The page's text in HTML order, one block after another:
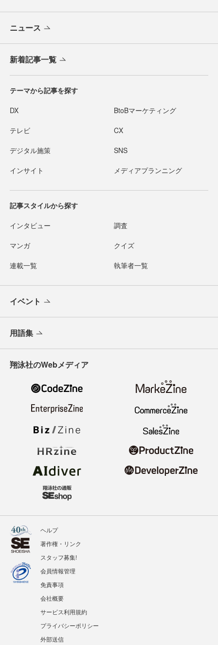
ニュース
新着記事一覧
テーマから記事を探す
DX BtoBマーケティング
テレビ CX
デジタル施策 SNS
インサイト メディアプランニング
記事スタイルから探す
インタビュー 調査
マンガ クイズ
連載一覧 執筆者一覧
イベント
用語集
翔泳社のWebメディア
ヘルプ
著作権・リンク
スタッフ募集!
会員情報管理
免責事項
会社概要
サービス利用規約
プライバシーポリシー
外部送信